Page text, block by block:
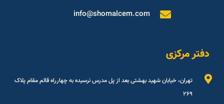
info@shomalcem.com
دفتر مرکزی
تهران، خیابان شهید بهشتی بعد از پل مدرس نرسیده به چهارراه قائم مقام پلاک
۲۶۹